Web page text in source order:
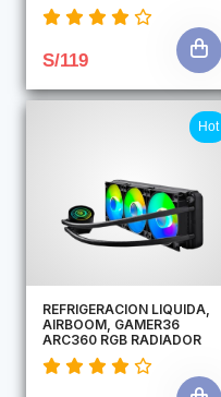
S/119
Hot
REFRIGERACION LIQUIDA,
AIRBOOM, GAMER36
ARC360 RGB RADIADOR